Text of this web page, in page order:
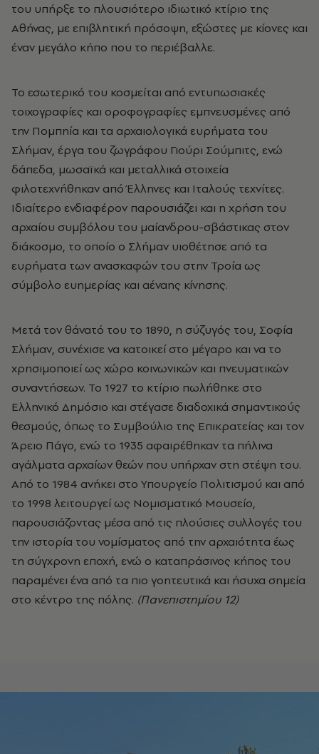
του υπήρξε το πλουσιότερο ιδιωτικό κτίριο της
Αθήνας, με επιβλητική πρόσοψη, εξώστες με κίονες και
έναν μεγάλο κήπο που το περιέβαλλε.
Το εσωτερικό του κοσμείται από εντυπωσιακές
τοιχογραφίες και οροφογραφίες εμπνευσμένες από
την Πομπηία και τα αρχαιολογικά ευρήματα του
Σλήμαν, έργα του ζωγράφου Γιούρι Σούμπιτς, ενώ
δάπεδα, μωσαϊκά και μεταλλικά στοιχεία
φιλοτεχνήθηκαν από Έλληνες και Ιταλούς τεχνίτες.
Ιδιαίτερο ενδιαφέρον παρουσιάζει και η χρήση του
αρχαίου συμβόλου του μαίανδρου-σβάστικας στον
διάκοσμο, το οποίο ο Σλήμαν υιοθέτησε από τα
ευρήματα των ανασκαφών του στην Τροία ως
σύμβολο ευημερίας και αέναης κίνησης.
Μετά τον θάνατό του το 1890, η σύζυγός του, Σοφία
Σλήμαν, συνέχισε να κατοικεί στο μέγαρο και να το
χρησιμοποιεί ως χώρο κοινωνικών και πνευματικών
συναντήσεων. Το 1927 το κτίριο πωλήθηκε στο
Ελληνικό Δημόσιο και στέγασε διαδοχικά σημαντικούς
θεσμούς, όπως το Συμβούλιο της Επικρατείας και τον
Άρειο Πάγο, ενώ το 1935 αφαιρέθηκαν τα πήλινα
αγάλματα αρχαίων θεών που υπήρχαν στη στέψη του.
Από το 1984 ανήκει στο Υπουργείο Πολιτισμού και από
το 1998 λειτουργεί ως Νομισματικό Μουσείο,
παρουσιάζοντας μέσα από τις πλούσιες συλλογές του
την ιστορία του νομίσματος από την αρχαιότητα έως
τη σύγχρονη εποχή, ενώ ο καταπράσινος κήπος του
παραμένει ένα από τα πιο γοητευτικά και ήσυχα σημεία
στο κέντρο της πόλης. (Πανεπιστημίου 12)